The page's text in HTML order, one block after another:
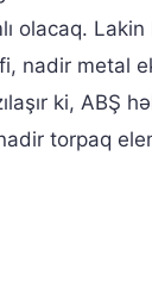
olacaq. Lakin
nadir metal
ki, ABŞ
torpaq